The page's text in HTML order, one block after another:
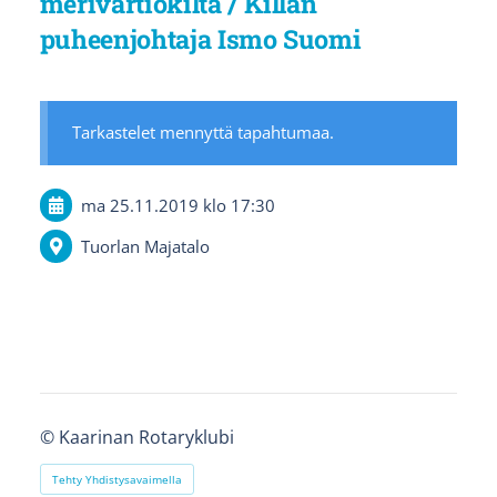
puheenjohtaja Ismo Suomi
Tarkastelet mennyttä tapahtumaa.
ma 25.11.2019 klo 17:30
Tuorlan Majatalo
© Kaarinan Rotaryklubi
Tehty Yhdistysavaimella